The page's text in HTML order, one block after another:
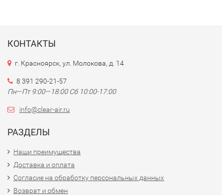
КОНТАКТЫ
г. Красноярск, ул. Молокова, д. 14
8 391 290-21-57
Пн—Пт 9:00—18:00 Сб 10:00-17:00
info@clear-air.ru
РАЗДЕЛЫ
Наши преимущества
Доставка и оплата
Согласие на обработку персональных данных
Возврат и обмен